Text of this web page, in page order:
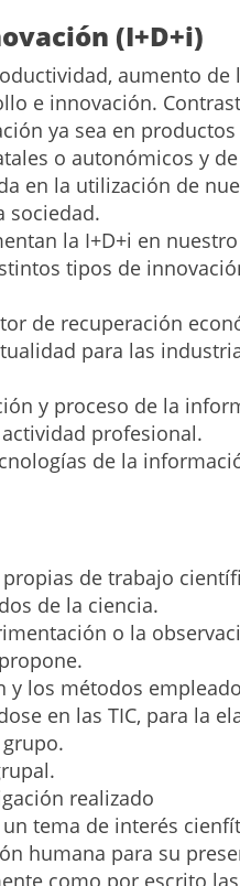
(I+D+i)
aumento
e innovación.
ya sea en
o autonómicos y
en la utilización de
sociedad.
la I+D+i en
tipos de
de recuperación
para las
y proceso de la
profesional.
de la
de trabajo
de la ciencia.
o la
los métodos
en las TIC, para la
realizado
tema de interés
humana para su
como por escrito